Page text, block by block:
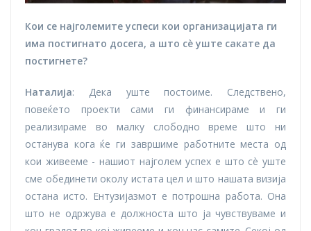
Кои се најголемите успеси кои организацијата ги
има постигнато досега, а што сè уште сакате да
постигнете?
Наталија: Дека уште постоиме. Следствено,
повеќето проекти сами ги финансираме и ги
реализираме во малку слободно време што ни
останува кога ќе ги завршиме работните места од
кои живееме - нашиот најголем успех е што сè уште
сме обединети околу истата цел и што нашата визија
остана исто. Ентузијазмот е потрошна работа. Она
што не одржува е должноста што ја чувствуваме и